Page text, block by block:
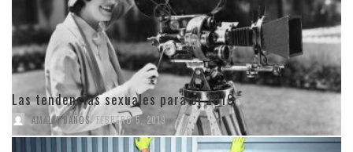
Las tendencias sexuales para el 2019
AMALIA BAÑOS, FEBRERO 5, 2019